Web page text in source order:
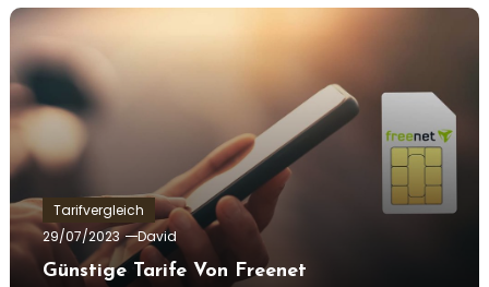
Tarifvergleich
29/07/2023
David
Günstige Tarife Von Freenet